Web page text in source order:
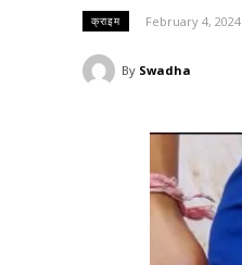
क्राइम February 4, 2024
By Swadha